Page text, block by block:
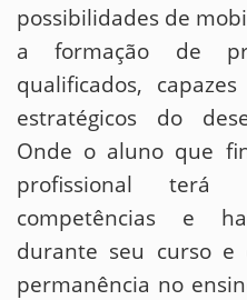
possibilidades de
a formação de
qualificados,
estratégicos do
Onde o aluno que
profissional terá
competências e
durante seu curso
permanência no